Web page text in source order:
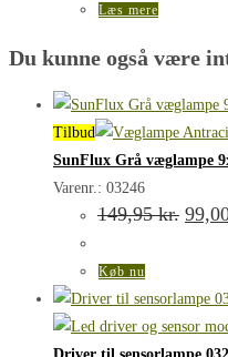
Læs mere
Du kunne også være
Tilbud
SunFlux Grå væglampe
Varenr.: 03246
149,95kr. Den
Køb nu